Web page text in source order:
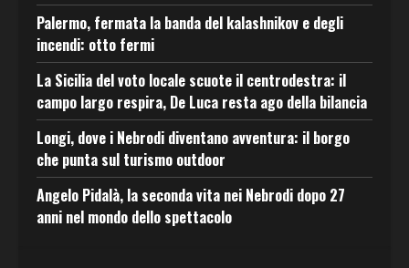
Palermo, fermata la banda del kalashnikov e degli
incendi: otto fermi
La Sicilia del voto locale scuote il centrodestra: il
campo largo respira, De Luca resta ago della bilancia
Longi, dove i Nebrodi diventano avventura: il borgo
che punta sul turismo outdoor
Angelo Pidalà, la seconda vita nei Nebrodi dopo 27
anni nel mondo dello spettacolo